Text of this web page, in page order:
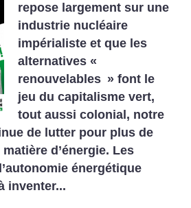
repose largement sur une
industrie nucléaire
impérialiste et que les
alternatives «
renouvelables » font le
jeu du capitalisme vert,
tout aussi colonial, notre
de lutter pour plus de
d’énergie. Les
énergétique
inventer...